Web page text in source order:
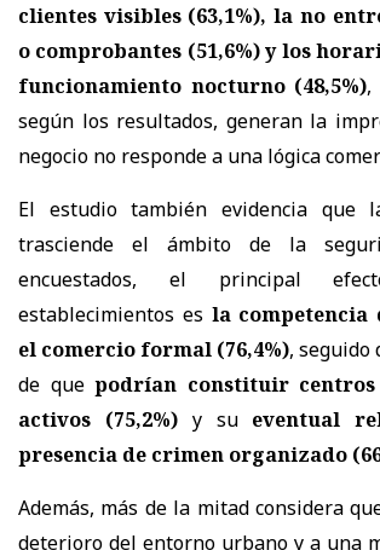
clientes visibles (63,1%), la no
o comprobantes (51,6%) y los
funcionamiento nocturno (48,5%),
según los resultados, generan la
negocio no responde a una lógica
El estudio también evidencia que
trasciende el ámbito de la
encuestados, el principal
establecimientos es la competencia
el comercio formal (76,4%), seguido
de quepodrían constituir
activos (75,2%)y su eventual
presencia de crimen organizado
Además, más de la mitad considera
deterioro del entorno urbano y a una